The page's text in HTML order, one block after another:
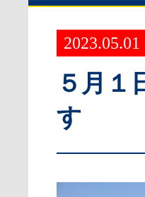
2023.05.01
５月１
す